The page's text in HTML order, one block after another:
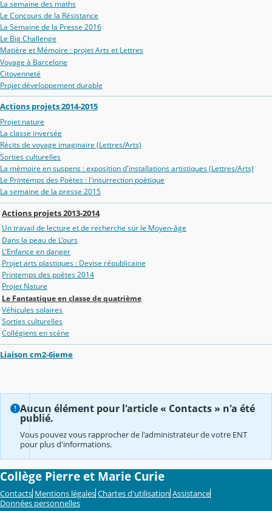
La semaine des maths
Le Concours de la Résistance
La Semaine de la Presse 2016
Le Big Challenge
Matière et Mémoire : projet Arts et Lettres
Voyage à Barcelone
Citoyenneté
Projet développement durable
Actions projets 2014-2015
Projet nature
La classe inversée
Récits de voyage imaginaire (Lettres/Arts)
Sorties culturelles
La mémoire en suspens : exposition d'installations artistiques (Lettres/Arts)
Le Printemps des Poètes : l'insurrection poètique
La semaine de la presse 2015
Actions projets 2013-2014
Un travail de lecture et de recherche sur le Moyen-âge
Dans la peau de L'ours
L'Enfance en danger
Projet arts plastiques : Devise républicaine
Printemps des poètes 2014
Projet Nature
Le Fantastique en classe de quatrième
Véhicules solaires
Sorties culturelles
Collégiens en scéne
Liaison cm2-6ieme
Aucun élément pour l'article « Contacts » n'a été
publié.
Vous pouvez vous rapprocher de l'administrateur de votre ENT
pour plus d'informations.
Collège Pierre et Marie Curie
Contacts Mentions légales Chartes d'utilisation Assistance
Données personnelles